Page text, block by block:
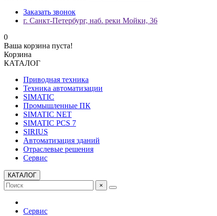
Заказать звонок
г. Санкт-Петербург, наб. реки Мойки, 36
0
Ваша корзина пуста!
Корзина
КАТАЛОГ
Приводная техника
Техника автоматизации
SIMATIC
Промышленные ПК
SIMATIC NET
SIMATIC PCS 7
SIRIUS
Автоматизация зданий
Отраслевые решения
Сервис
КАТАЛОГ
×
Сервис